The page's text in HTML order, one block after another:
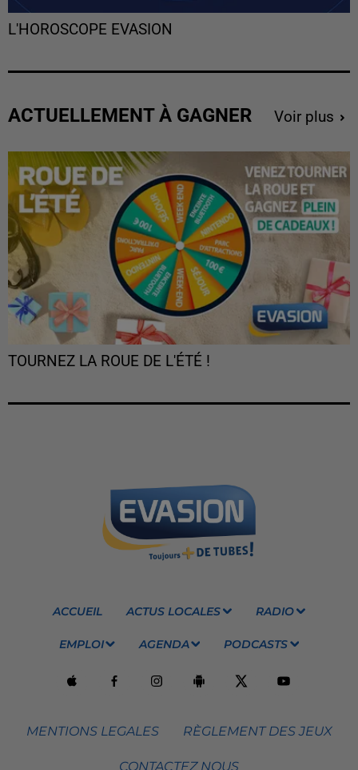
L'HOROSCOPE EVASION
ACTUELLEMENT À GAGNER Voir plus
TOURNEZ LA ROUE DE L'ÉTÉ !
ACCUEIL ACTUS LOCALES RADIO
EMPLOI AGENDA PODCASTS
MENTIONS LEGALES RÈGLEMENT DES JEUX
CONTACTEZ NOUS